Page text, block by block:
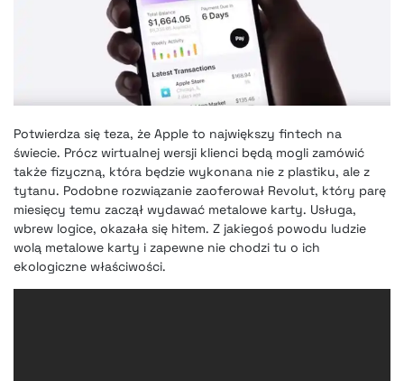
Potwierdza się teza, że Apple to największy fintech na
świecie. Prócz wirtualnej wersji klienci będą mogli zamówić
także fizyczną, która będzie wykonana nie z plastiku, ale z
tytanu. Podobne rozwiązanie zaoferował Revolut, który parę
miesięcy temu zaczął wydawać metalowe karty. Usługa,
wbrew logice, okazała się hitem. Z jakiegoś powodu ludzie
wolą metalowe karty i zapewne nie chodzi tu o ich
ekologiczne właściwości.